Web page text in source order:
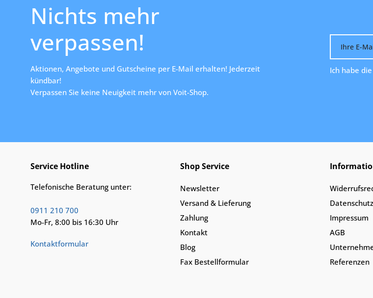
Nichts mehr
verpassen!
Aktionen, Angebote und Gutscheine per E-Mail erhalten! Jederzeit
kündbar!
Verpassen Sie keine Neuigkeit mehr von Voit-Shop.
Ich habe die
Service Hotline
Telefonische Beratung unter:
0911 210 700
Mo-Fr, 8:00 bis 16:30 Uhr
Kontaktformular
Shop Service
Newsletter
Versand & Lieferung
Zahlung
Kontakt
Blog
Fax Bestellformular
Datenschutz
Impressum
AGB
Referenzen